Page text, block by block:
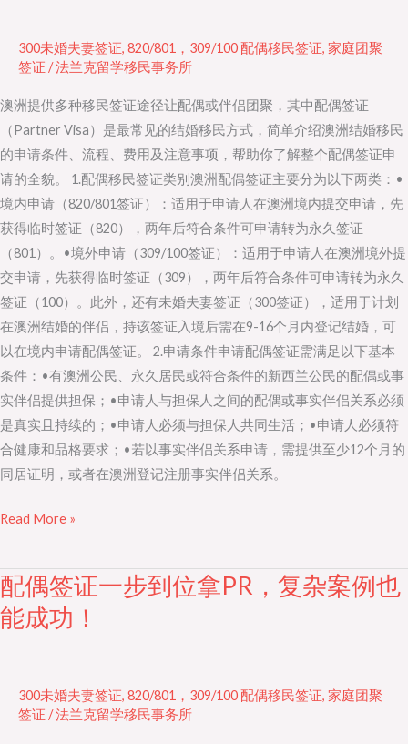
300未婚夫妻签证, 820/801，309/100 配偶移民签证, 家庭团聚
签证 /法兰克留学移民事务所
澳洲提供多种移民签证途径让配偶或伴侣团聚，其中配偶签证
（Partner Visa）是最常见的结婚移民方式，简单介绍澳洲结婚移民
的申请条件、流程、费用及注意事项，帮助你了解整个配偶签证申
请的全貌。 1.配偶移民签证类别澳洲配偶签证主要分为以下两类：•
境内申请（820/801签证）：适用于申请人在澳洲境内提交申请，先
获得临时签证（820），两年后符合条件可申请转为永久签证
（801）。•境外申请（309/100签证）：适用于申请人在澳洲境外提
交申请，先获得临时签证（309），两年后符合条件可申请转为永久
签证（100）。此外，还有未婚夫妻签证（300签证），适用于计划
在澳洲结婚的伴侣，持该签证入境后需在9-16个月内登记结婚，可
以在境内申请配偶签证。 2.申请条件申请配偶签证需满足以下基本
条件：•有澳洲公民、永久居民或符合条件的新西兰公民的配偶或事
实伴侣提供担保；•申请人与担保人之间的配偶或事实伴侣关系必须
是真实且持续的；•申请人必须与担保人共同生活；•申请人必须符
合健康和品格要求；•若以事实伴侣关系申请，需提供至少12个月的
同居证明，或者在澳洲登记注册事实伴侣关系。
南：
如
何
通
过
配
偶
签
证
定
居
澳
洲？
Read More »
配偶签证一步到位拿PR，复杂案例也
能成功！
300未婚夫妻签证, 820/801，309/100 配偶移民签证, 家庭团聚
签证 /法兰克留学移民事务所
配
偶
签